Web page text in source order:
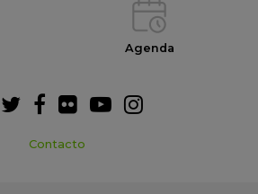
Agenda
Contacto